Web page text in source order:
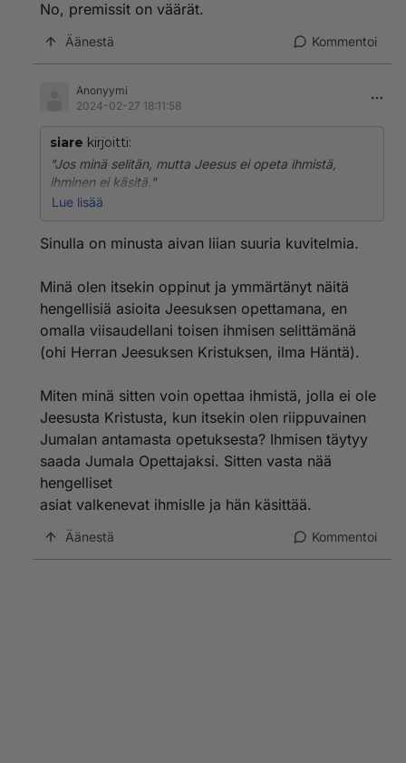
opi."
kirous, joka estää kertomasta, että miten pyöräily
No, premissit on väärät.
Äänestä Kommentoi
Anonyymi
2024-02-27 18:11:58
siare kirjoitti:
"Jos minä selitän, mutta Jeesus ei opeta ihmistä,
ihminen ei käsitä."
opettaja, sillä jonkin asian ymmärtää, sen voi kertoa
epäonnistunutta.
"Jollei itse aja pyörällä, ei sitä myöskään selittämällä
opi."
kirous, joka estää kertomasta, että miten pyöräily
käytännössä onnistui.
Lue lisää
Sinulla on minusta aivan liian suuria kuvitelmia.
Minä olen itsekin oppinut ja ymmärtänyt näitä
hengellisiä asioita Jeesuksen opettamana, en
omalla viisaudellani toisen ihmisen selittämänä
(ohi Herran Jeesuksen Kristuksen, ilma Häntä).
Miten minä sitten voin opettaa ihmistä, jolla ei ole
Jeesusta Kristusta, kun itsekin olen riippuvainen
Jumalan antamasta opetuksesta? Ihmisen täytyy
saada Jumala Opettajaksi. Sitten vasta nää
hengelliset
asiat valkenevat ihmislle ja hän käsittää.
Äänestä Kommentoi